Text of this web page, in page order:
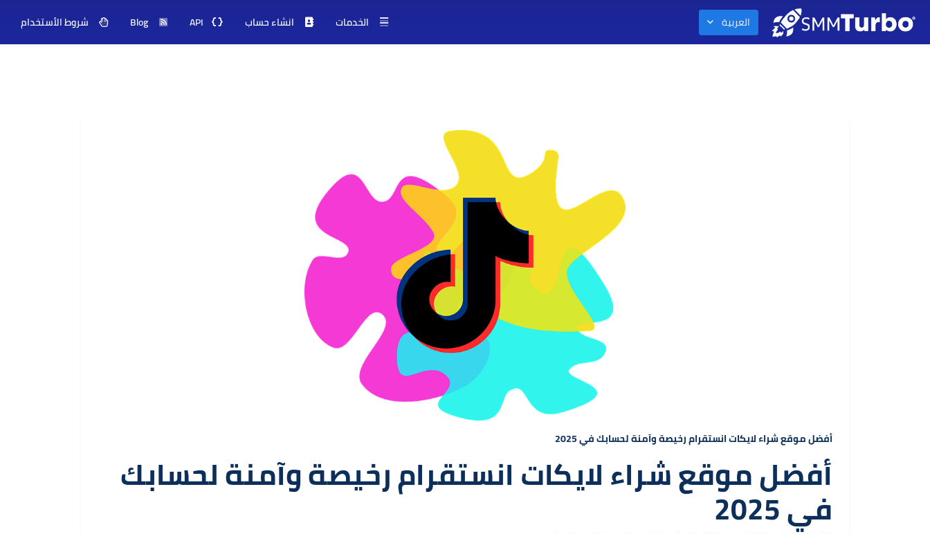
العربية الخدمات انشاء حساب API
Blog شروط الأستخدام
أفضل موقع شراء لايكات انستقرام رخيصة وآمنة لحسابك في 2025
أفضل موقع شراء لايكات انستقرام رخيصة وآمنة لحسابك
في 2025